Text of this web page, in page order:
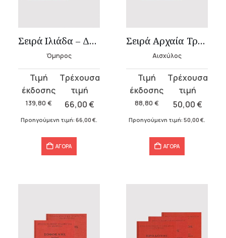
Σειρά Ιλιάδα – Δεμένο
Όμηρος
139,80 €
Original
price
was:
139,80 €.
66,00€
τρέχουσα
τιμή
Προηγούμενη τιμή: 66,00 €
ΑΓΟΡΑ
Σειρά Αρχαία Τραγωδία – Αισχύλος
Αισχύλος
88,80 €
Original
price
was:
88,80 €.
50,00€
τρέχουσα
τιμή
Προηγούμενη τιμή: 50,00 €
ΑΓΟΡΑ